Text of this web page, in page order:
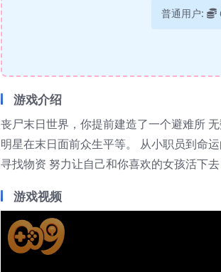
普通用户:
游戏介绍
丧尸末日世界，你提前建造了一个避难所
明星在末日面前众生平等。 从小职员到命
寻找物资 努力让自己和你喜欢的女孩活下
游戏视频